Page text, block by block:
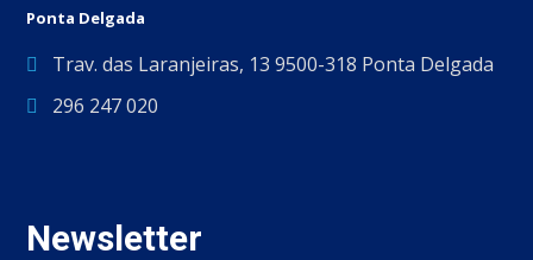
Ponta Delgada
Trav. das Laranjeiras, 13 9500-318 Ponta Delgada
296 247 020
Newsletter